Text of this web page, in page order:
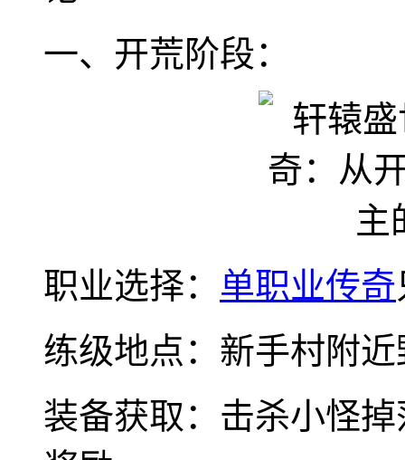
一、开荒阶段：
职业选择： 单职业传奇
练级地点：新手村附
装备获取：击杀小怪